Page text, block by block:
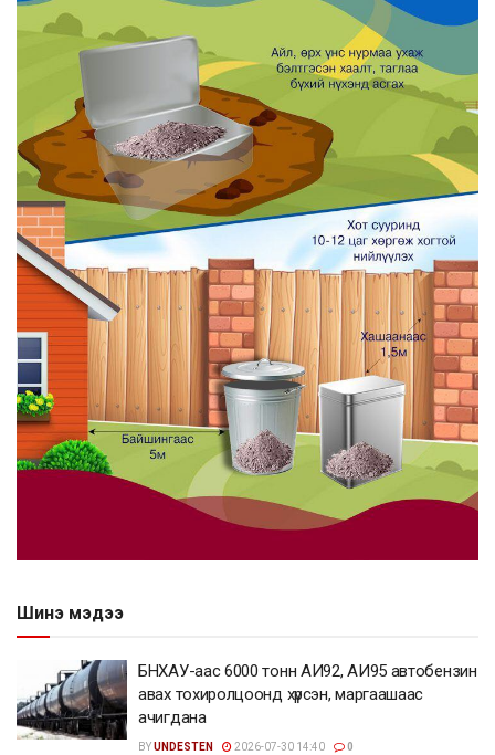
Шинэ мэдээ
БНХАУ-аас 6000 тонн АИ92, АИ95 автобензин
авах тохиролцоонд хүрсэн, маргаашаас
ачигдана
BYUNDESTEN 2026-07-30 14:40 0